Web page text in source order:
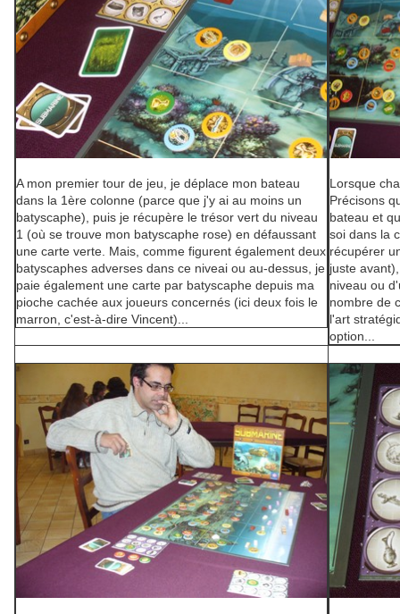
A mon premier tour de jeu, je déplace mon bateau
dans la 1ère colonne (parce que j'y ai au moins un
batyscaphe), puis je récupère le trésor vert du niveau
1 (où se trouve mon batyscaphe rose) en défaussant
une carte verte. Mais, comme figurent également deux
batyscaphes adverses dans ce niveai ou au-dessus, je
paie également une carte par batyscaphe depuis ma
pioche cachée aux joueurs concernés (ici deux fois le
marron, c'est-à-dire Vincent)...
Lorsque
Précisons
bateau et
soi dans la
récupérer
juste
niveau ou
nombre de
l'art
option...